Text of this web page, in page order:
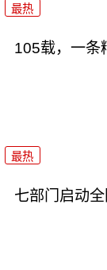
最热
105载，一条
最热
七部门启动